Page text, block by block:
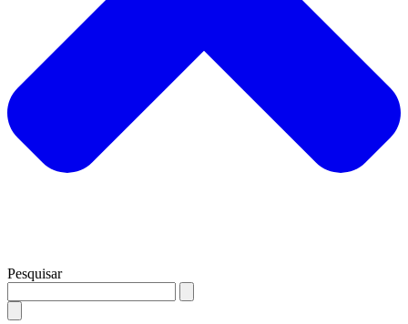
Pesquisar